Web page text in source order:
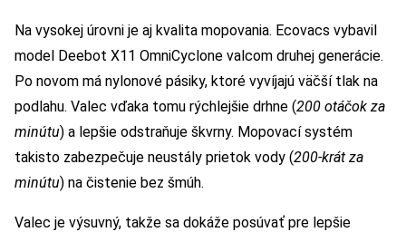
Na vysokej úrovni je aj kvalita mopovania. Ecovacs vybavil
model Deebot X11 OmniCyclone valcom druhej generácie.
Po novom má nylonové pásiky, ktoré vyvíjajú väčší tlak na
podlahu. Valec vďaka tomu rýchlejšie drhne (200 otáčok za
minútu) a lepšie odstraňuje škvrny. Mopovací systém
takisto zabezpečuje neustály prietok vody (200-krát za
minútu) na čistenie bez šmúh.
Valec je výsuvný, takže sa dokáže posúvať pre lepšie